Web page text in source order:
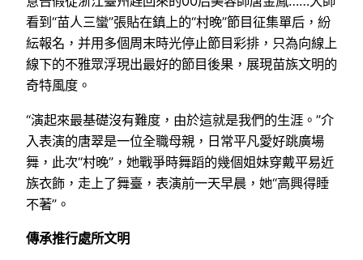
看到“苗人三蠻”張貼在鎮上的“村晚”節目征集單后，紛
紜報名，并用多個周末時光停止節目彩排，只為向線上
線下的不雅眾浮現出最好的節目後果，展現苗族文明的
奇特風度。
“演起來最基礎沒有難度，由於這就是我們的生涯。”介
入表演的唐翠是一位全職母親，日常平凡愛好跳廣場
舞，此次“村晚”，她戰爭時舞蹈的幾個姐妹穿戴平易近
族衣飾，走上了舞臺，表演前一天早晨，她“高興得睡
不著”。
傳承推行處所文明